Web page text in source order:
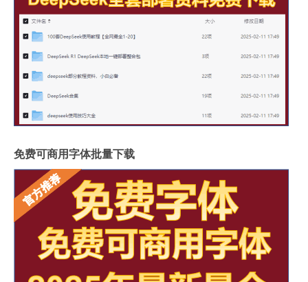
免费可商用字体批量下载